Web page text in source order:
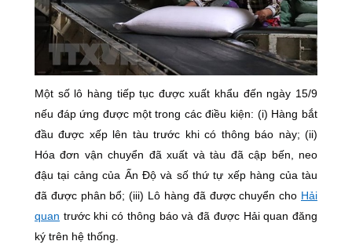
Một số lô hàng tiếp tục được xuất khẩu đến ngày 15/9
nếu đáp ứng được một trong các điều kiện: (i) Hàng bắt
đầu được xếp lên tàu trước khi có thông báo này; (ii)
Hóa đơn vận chuyển đã xuất và tàu đã cập bến, neo
đậu tại cảng của Ấn Độ và số thứ tự xếp hàng của tàu
đã được phân bổ; (iii) Lô hàng đã được chuyển cho Hải
quan trước khi có thông báo và đã được Hải quan đăng
ký trên hệ thống.